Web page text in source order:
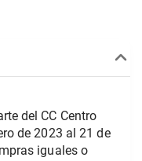
del CC Centro
de 2023 al 21 de
iguales o